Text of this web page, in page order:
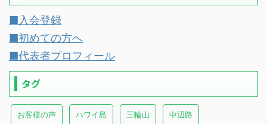
■入会登録
■初めての方へ
■代表者プロフィール
タグ
お客様の声 ハワイ島 三輪山 中辺路